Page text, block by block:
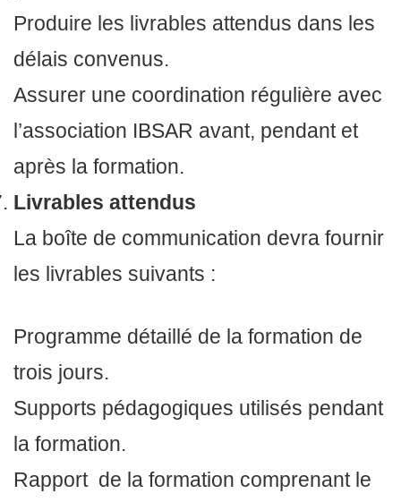
Produire les livrables attendus dans les
délais convenus.
Assurer une coordination régulière avec
l’association IBSAR avant, pendant et
après la formation.
Livrables attendus
La boîte de communication devra fournir
les livrables suivants :
Programme détaillé de la formation de
trois jours.
Supports pédagogiques utilisés pendant
la formation.
Rapport de la formation comprenant le